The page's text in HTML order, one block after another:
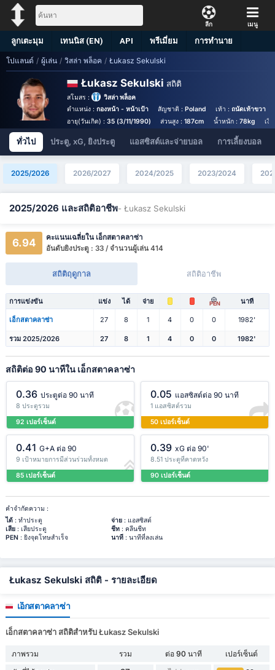
ลีก เมนู
ลูกเตะมุม เทนนิส (EN) API พรีเมี่ยม การทำนาย
โปแลนด์ / ผู้เล่น / วิสล่า พล็อค / Łukasz Sekulski
Łukasz Sekulski สถิติ
สโมสร :
วิสล่า พล็อค
ตำแหน่ง : กองหน้า - หน้าเป้า สัญชาติ :Poland เท้า : ถนัดเท้าขวา
อายุ(วันเกิด) : 35 (3/11/1990) ส่วนสูง :187cm น้ำหนัก : 78kg เงิ
ทั่วไป ประตู, xG, ยิงประตู แอสซิสต์และจ่ายบอล การเลี้ยงบอล
2025/2026 2026/2027 2024/2025 2023/2024
2025/2026 และสถิติอาชีพ- Łukasz Sekulski
6.94
คะแนนเฉลี่ยใน เอ็กสตาคลาซ่า
อันดับยิงประตู : 33 / จำนวนผู้เล่น 414
สถิติฤดูกาล สถิติอาชีพ
การแข่งขัน แข่ง ได้ จ่าย PEN นาที
เอ็กสตาคลาซ่า 27 8 1 4 0 0 1982'
รวม 2025/2026 27 8 1 4 0 0 1982'
สถิติต่อ 90 นาทีใน เอ็กสตาคลาซ่า
0.36 ประตูต่อ 90 นาที
8 ประตูรวม
92 เปอร์เซ็นต์
0.05 แอสซิสต์ต่อ 90 นาที
1 แอสซิสต์รวม
50 เปอร์เซ็นต์
0.41 G+A ต่อ 90
9 เป้าหมายการมีส่วนร่วมทั้งหมด
85 เปอร์เซ็นต์
0.39 xG ต่อ 90'
8.51 ประตูที่คาดหวัง
90 เปอร์เซ็นต์
คำจำกัดความ :
ได้: ทำประตู จ่าย: แอสซิสต์
เสีย: เสียประตู ชีท: คลีนชีท
PEN: ยิงจุดโทษสำเร็จ นาที: นาทีที่ลงเล่น
Łukasz Sekulski สถิติ - รายละเอียด
เอ็กสตาคลาซ่า
เอ็กสตาคลาซ่า สถิติสำหรับ Łukasz Sekulski
ภาพรวม รวม ต่อ 90 นาที
เปอร์เซ็นต์